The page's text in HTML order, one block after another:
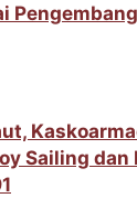
Sailing dan